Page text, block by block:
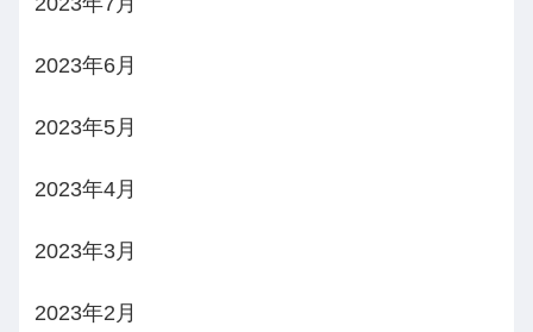
2023年6月
2023年5月
2023年4月
2023年3月
2023年2月